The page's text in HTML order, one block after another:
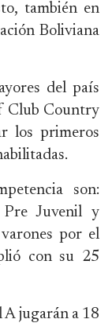
también en
Boliviana
del país
Club Country
los primeros
son:
Juvenil y
por el
con su 25
A jugarán a 18